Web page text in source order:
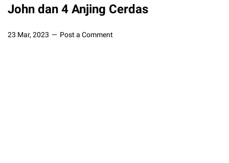
John dan 4 Anjing Cerdas
23 Mar, 2023 Post a Comment